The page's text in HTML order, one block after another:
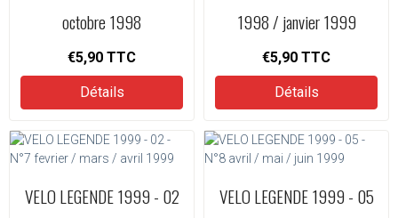
octobre 1998
€5,90 TTC
Détails
1998 / janvier 1999
€5,90 TTC
Détails
VELO LEGENDE 1999 - 02
VELO LEGENDE 1999 - 05